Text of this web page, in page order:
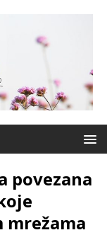
povezana